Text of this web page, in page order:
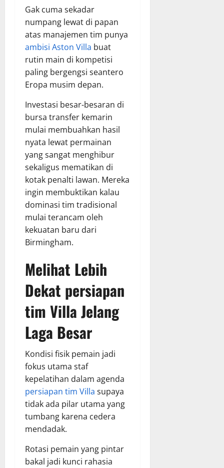
Gak cuma sekadar
numpang lewat di papan
atas manajemen tim punya
ambisi Aston Villa buat
rutin main di kompetisi
paling bergengsi seantero
Eropa musim depan.
Investasi besar-besaran di
bursa transfer kemarin
mulai membuahkan hasil
nyata lewat permainan
yang sangat menghibur
sekaligus mematikan di
kotak penalti lawan. Mereka
ingin membuktikan kalau
dominasi tim tradisional
mulai terancam oleh
kekuatan baru dari
Birmingham.
Melihat Lebih
Dekat persiapan
tim Villa Jelang
Laga Besar
Kondisi fisik pemain jadi
fokus utama staf
kepelatihan dalam agenda
persiapan tim Villa supaya
tidak ada pilar utama yang
tumbang karena cedera
mendadak.
Rotasi pemain yang pintar
bakal jadi kunci rahasia